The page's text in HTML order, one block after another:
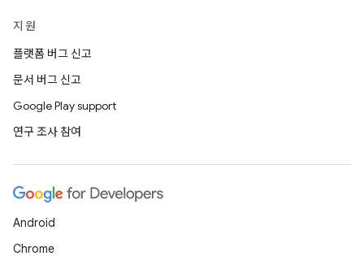
지원
플랫폼 버그 신고
문서 버그 신고
Google Play support
연구 조사 참여
Android
Chrome